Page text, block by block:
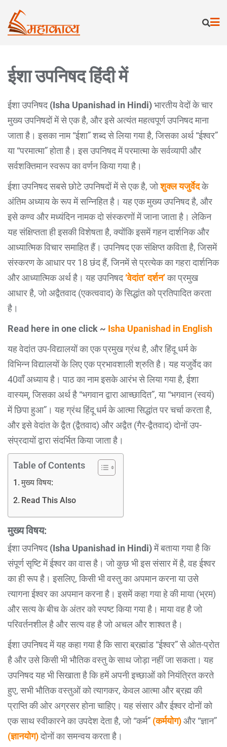
ईशा उपनिषद हिंदी में
ईशा उपनिषद(Isha Upanishad in Hindi)भारतीय वेदों के चार
मुख्य उपनिषदों में से एक है, और इसे अत्यंत महत्वपूर्ण उपनिषद माना
जाता है। इसका नाम “ईशा” शब्द से लिया गया है, जिसका अर्थ “ईश्वर”
या “परमात्मा” होता है। इस उपनिषद में परमात्मा के सर्वव्यापी और
सर्वशक्तिमान स्वरूप का वर्णन किया गया है।
ईशा उपनिषद सबसे छोटे उपनिषदों में से एक है, जोशुक्ल यजुर्वेदके
अंतिम अध्याय के रूप में सन्निहित है। यह एक मुख्य उपनिषद है, और
इसे कण्व और मध्यंदिन नामक दो संस्करणों में जाना जाता है। लेकिन
यह संक्षिप्तता ही इसकी विशेषता है, क्योंकि इसमें गहन दार्शनिक और
आध्यात्मिक विचार समाहित हैं। उपनिषद एक संक्षिप्त कविता है, जिसमें
संस्करण के आधार पर 18 छंद हैं, जिनमें से प्रत्येक का गहरा दार्शनिक
और आध्यात्मिक अर्थ है। यह उपनिषद‘वेदांत’ दर्शन’का प्रमुख
आधार है, जो अद्वैतवाद (एकत्ववाद) के सिद्धांत को प्रतिपादित करता
है।
Read here in one click ~ Isha Upanishad in English
यह वेदांत उप-विद्यालयों का एक प्रमुख ग्रंथ है, और हिंदू धर्म के
विभिन्न विद्यालयों के लिए एक प्रभावशाली श्रुति है। यह यजुर्वेद का
40वाँ अध्याय है। पाठ का नाम इसके आरंभ से लिया गया है, ईशा
वास्यम्, जिसका अर्थ है “भगवान द्वारा आच्छादित”, या “भगवान (स्वयं)
में छिपा हुआ”। यह ग्रंथ हिंदू धर्म के आत्मा सिद्धांत पर चर्चा करता है,
और इसे वेदांत के द्वैत (द्वैतवाद) और अद्वैत (गैर-द्वैतवाद) दोनों उप-
संप्रदायों द्वारा संदर्भित किया जाता है।
Table of Contents
मुख्य विषय:
Read This Also
मुख्य विषय:
ईशा उपनिषद(Isha Upanishad in Hindi)में बताया गया है कि
संपूर्ण सृष्टि में ईश्वर का वास है। जो कुछ भी इस संसार में है, वह ईश्वर
का ही रूप है। इसलिए, किसी भी वस्तु का अपमान करना या उसे
त्यागना ईश्वर का अपमान करना है। इसमें कहा गया हे की माया (भ्रम)
और सत्य के बीच के अंतर को स्पष्ट किया गया है। माया वह है जो
परिवर्तनशील है और सत्य वह है जो अचल और शाश्वत है।
ईशा उपनिषद में यह कहा गया है कि सारा ब्रह्मांड “ईश्वर” से ओत-प्रोत
है और उसे किसी भी भौतिक वस्तु के साथ जोड़ा नहीं जा सकता। यह
उपनिषद यह भी सिखाता है कि हमें अपनी इच्छाओं को नियंत्रित करते
हुए, सभी भौतिक वस्तुओं को त्यागकर, केवल आत्मा और ब्रह्म की
प्राप्ति की ओर अग्रसर होना चाहिए। यह संसार और ईश्वर दोनों को
एक साथ स्वीकारने का उपदेश देता है, जो “कर्म” (कर्मयोग)और “ज्ञान”
(ज्ञानयोग)दोनों का समन्वय करता है।